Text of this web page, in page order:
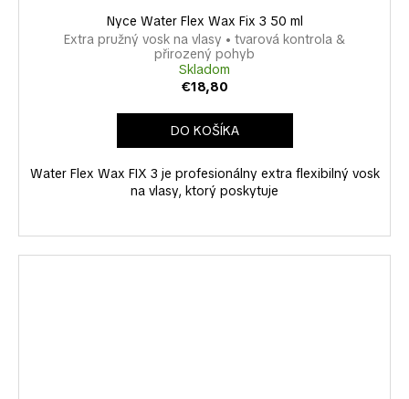
Nyce Water Flex Wax Fix 3 50 ml
Extra pružný vosk na vlasy • tvarová kontrola &
přirozený pohyb
Skladom
€18,80
DO KOŠÍKA
Water Flex Wax FIX 3 je profesionálny extra flexibilný vosk
na vlasy, ktorý poskytuje